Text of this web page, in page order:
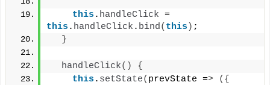
this . handleClick
this . handleClick . bind( this ) ;
}
handleClick()
{
this . setState( prevState =>
({